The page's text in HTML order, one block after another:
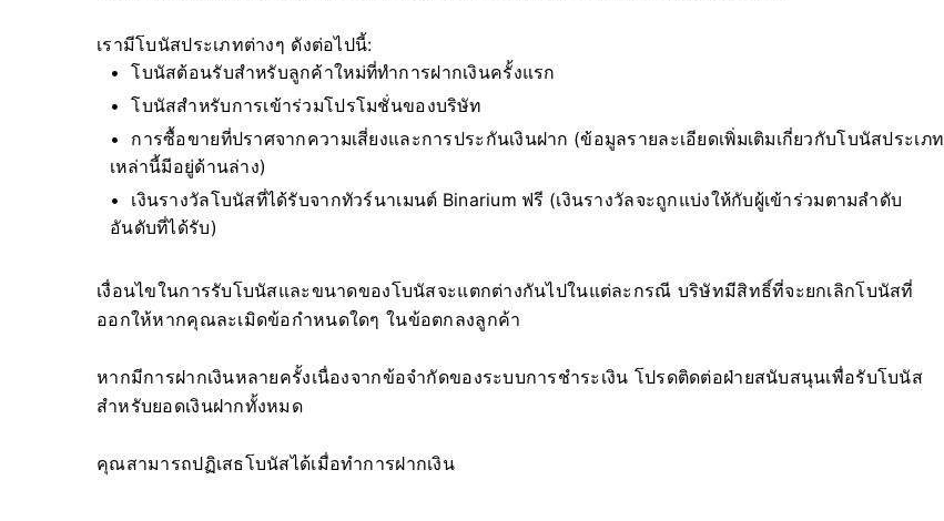
เรามีโบนัสประเภทต่างๆ ดังต่อไปนี้:
โบนัสต้อนรับสำหรับลูกค้าใหม่ที่ทำการฝากเงินครั้งแรก
โบนัสสำหรับการเข้าร่วมโปรโมชั่นของบริษัท
การซื้อขายที่ปราศจากความเสี่ยงและการประกันเงินฝาก (ข้อมูลรายละเอียดเพิ่มเติมเกี่ยวกับโบนัสประเภท
เหล่านี้มีอยู่ด้านล่าง)
เงินรางวัลโบนัสที่ได้รับจากทัวร์นาเมนต์ Binarium ฟรี (เงินรางวัลจะถูกแบ่งให้กับผู้เข้าร่วมตามลำดับ
อันดับที่ได้รับ)
เงื่อนไขในการรับโบนัสและขนาดของโบนัสจะแตกต่างกันไปในแต่ละกรณี บริษัทมีสิทธิ์ที่จะยกเลิกโบนัสที่
ออกให้หากคุณละเมิดข้อกำหนดใดๆ ในข้อตกลงลูกค้า
หากมีการฝากเงินหลายครั้งเนื่องจากข้อจำกัดของระบบการชำระเงิน โปรดติดต่อฝ่ายสนับสนุนเพื่อรับโบนัส
สำหรับยอดเงินฝากทั้งหมด
คุณสามารถปฏิเสธโบนัสได้เมื่อทำการฝากเงิน